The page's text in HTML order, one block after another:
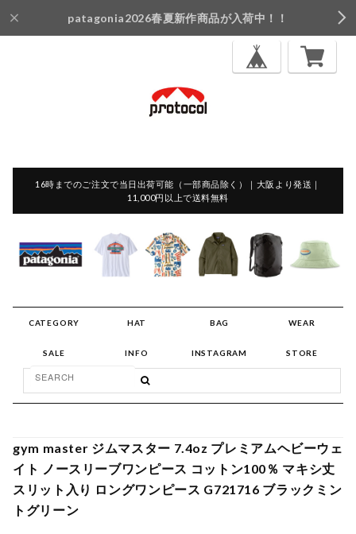
patagonia2026春夏新作商品が入荷中！！
16時までのご注文で当日出荷可能（一部商品除く）｜大阪より発送｜
11,000円以上で送料無料
CATEGORY HAT BAG WEAR
SALE INFO INSTAGRAM STORE
gym master ジムマスター 7.4oz プレミアムヘビーウェ
イト ノースリーブワンピース コットン100％ マキシ丈
スリット入り ロングワンピース G721716 ブラックミン
トグリーン